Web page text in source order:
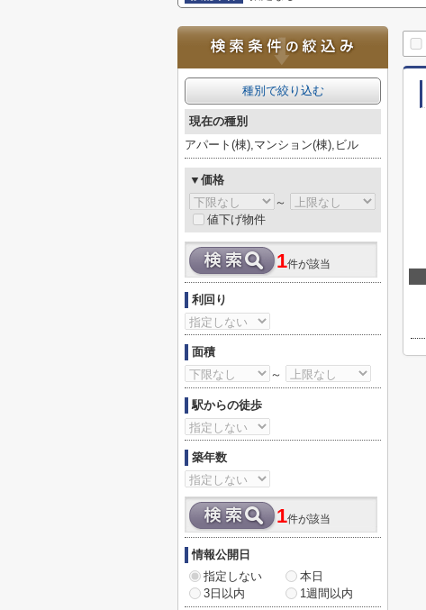
種別で絞り込む
現在の種別
アパート(棟),マンション(棟),ビル
▼価格
～
値下げ物件
1件が該当
利回り
面積
～
駅からの徒歩
築年数
1件が該当
情報公開日
指定しない
本日
3日以内
1週間以内